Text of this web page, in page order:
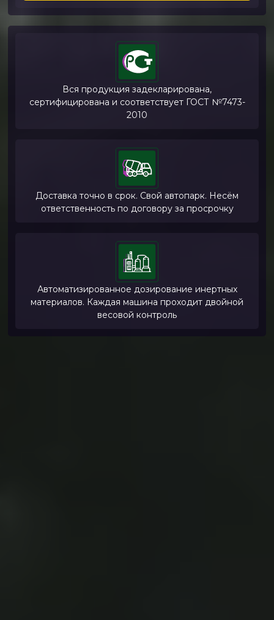
Вся продукция задекларирована,
сертифицирована и соответствует ГОСТ №7473-
2010
Доставка точно в срок. Свой автопарк. Несём
ответственность по договору за просрочку
Автоматизированное дозирование инертных
материалов. Каждая машина проходит двойной
весовой контроль